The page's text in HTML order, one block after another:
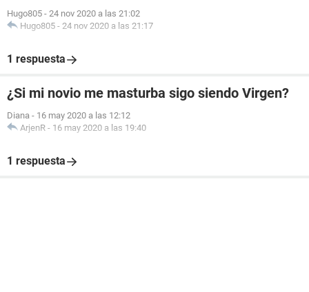
Hugo805 - 24 nov 2020 a las 21:02
Hugo805 - 24 nov 2020 a las 21:17
1 respuesta
¿Si mi novio me masturba sigo siendo Virgen?
Diana - 16 may 2020 a las 12:12
ArjenR - 16 may 2020 a las 19:40
1 respuesta